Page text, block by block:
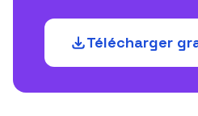
Télécharger